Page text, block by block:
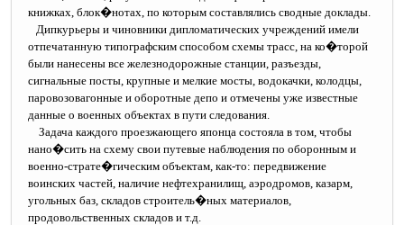
книжках, блок�нотах, по которым составлялись сводные доклады.
Дипкурьеры и чиновники дипломатических учреждений имели
отпечатанную типографским способом схемы трасс, на ко�торой
были нанесены все железнодорожные станции, разъезды,
сигнальные посты, крупные и мелкие мосты, водокачки, колодцы,
паровозовагонные и оборотные депо и отмечены уже известные
данные о военных объектах в пути следования.
Задача каждого проезжающего японца состояла в том, чтобы
нано�сить на схему свои путевые наблюдения по оборонным и
военно-страте�гическим объектам, как-то: передвижение
воинских частей, наличие нефтехранилищ, аэродромов, казарм,
угольных баз, складов строитель�ных материалов,
продовольственных складов и т.д.